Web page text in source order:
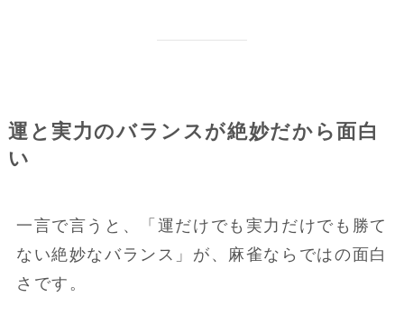
運と実力のバランスが絶妙だから面白
い
一言で言うと、「運だけでも実力だけでも勝て
ない絶妙なバランス」が、麻雀ならではの面白
さです。